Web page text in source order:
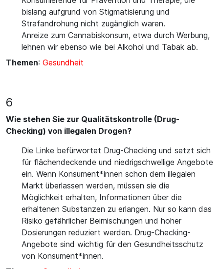
bislang aufgrund von Stigmatisierung und
Strafandrohung nicht zugänglich waren.
Anreize zum Cannabiskonsum, etwa durch Werbung,
lehnen wir ebenso wie bei Alkohol und Tabak ab.
Themen: Gesundheit
6
Wie stehen Sie zur Qualitätskontrolle (Drug-
Checking) von illegalen Drogen?
Die Linke befürwortet Drug-Checking und setzt sich
für flächendeckende und niedrigschwellige Angebote
ein. Wenn Konsument*innen schon dem illegalen
Markt überlassen werden, müssen sie die
Möglichkeit erhalten, Informationen über die
erhaltenen Substanzen zu erlangen. Nur so kann das
Risiko gefährlicher Beimischungen und hoher
Dosierungen reduziert werden. Drug-Checking-
Angebote sind wichtig für den Gesundheitsschutz
von Konsument*innen.